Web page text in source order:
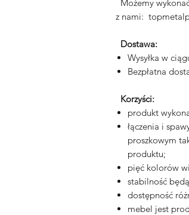
Możemy
z nami:
Dostawa:
Wysyłka w
Bezpłatna
Korzyści:
produkt
łączenia i
proszkowym
produktu;
pięć kolorów
stabilność
dostępność
mebel jest